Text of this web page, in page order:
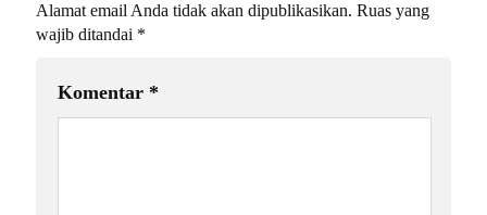
Alamat email Anda tidak akan dipublikasikan. Ruas yang
wajib ditandai *
Komentar *